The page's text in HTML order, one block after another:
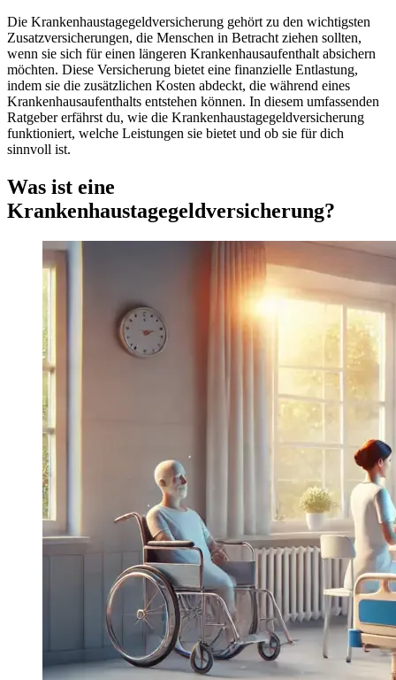
Die Krankenhaustagegeldversicherung gehört zu den wichtigsten
Zusatzversicherungen, die Menschen in Betracht ziehen sollten,
wenn sie sich für einen längeren Krankenhausaufenthalt absichern
möchten. Diese Versicherung bietet eine finanzielle Entlastung,
indem sie die zusätzlichen Kosten abdeckt, die während eines
Krankenhausaufenthalts entstehen können. In diesem umfassenden
Ratgeber erfährst du, wie die Krankenhaustagegeldversicherung
funktioniert, welche Leistungen sie bietet und ob sie für dich
sinnvoll ist.
Was ist eine
Krankenhaustagegeldversicherung?